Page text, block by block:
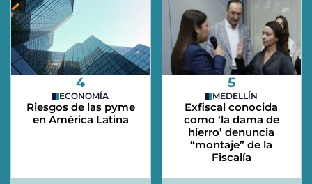
4
ECONOMÍA
Riesgos de las pyme
en América Latina
5
MEDELLÍN
Exfiscal conocida
como ‘la dama de
hierro’ denuncia
“montaje” de la
Fiscalía